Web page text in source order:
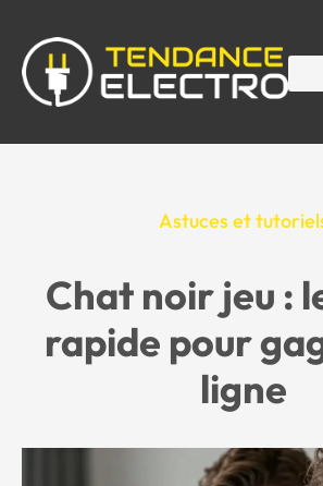
Astuces et
Chat noir jeu :
rapide pour
ligne